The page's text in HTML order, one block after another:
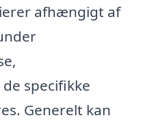
afhængigt af
specifikke
Generelt kan